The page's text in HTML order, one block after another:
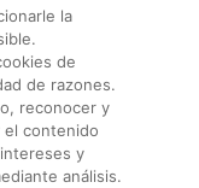
Bl B 10º andar –
– Barra da Tijuca
la
de
de razones.
reconocer y
el contenido
y
análisis.